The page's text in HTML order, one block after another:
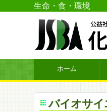
生命・食・環境
ホーム
バイオサ